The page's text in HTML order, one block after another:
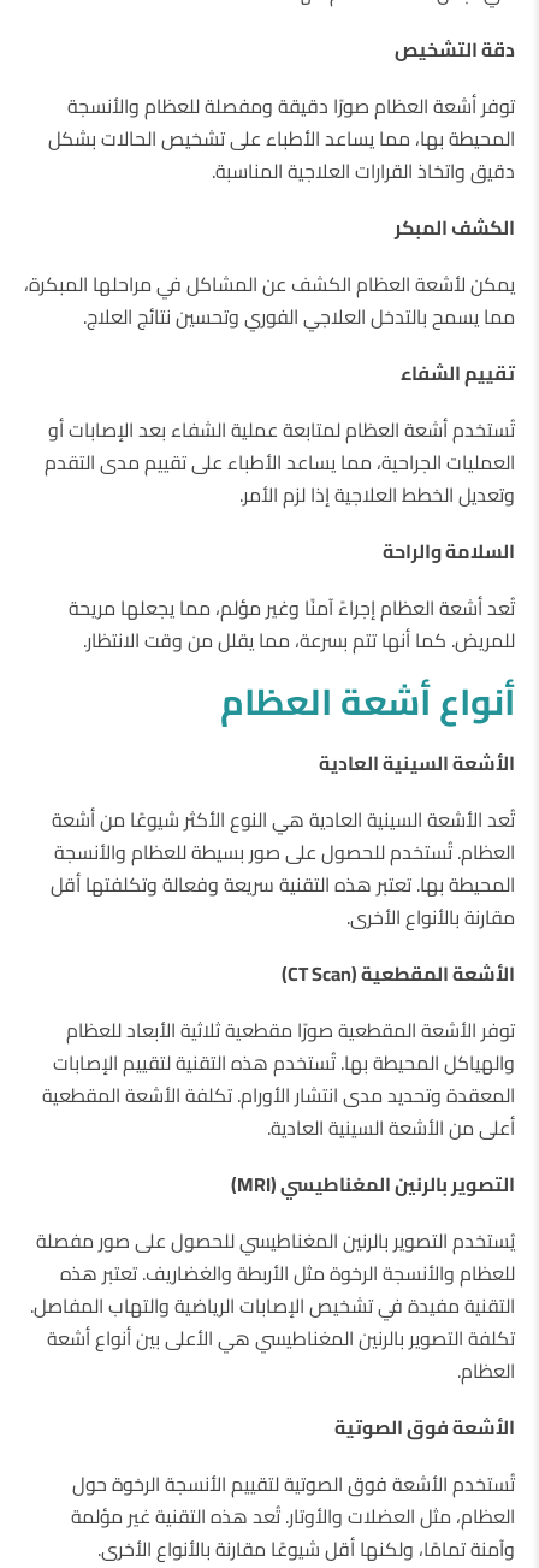
دقة التشخيص
توفر أشعة العظام صورًا دقيقة ومفصلة للعظام والأنسجة
المحيطة بها، مما يساعد الأطباء على تشخيص الحالات بشكل
دقيق واتخاذ القرارات العلاجية المناسبة.
الكشف المبكر
يمكن لأشعة العظام الكشف عن المشاكل في مراحلها المبكرة،
مما يسمح بالتدخل العلاجي الفوري وتحسين نتائج العلاج.
تقييم الشفاء
تُستخدم أشعة العظام لمتابعة عملية الشفاء بعد الإصابات أو
العمليات الجراحية، مما يساعد الأطباء على تقييم مدى التقدم
وتعديل الخطط العلاجية إذا لزم الأمر.
السلامة والراحة
تُعد أشعة العظام إجراءً آمنًا وغير مؤلم، مما يجعلها مريحة
للمريض. كما أنها تتم بسرعة، مما يقلل من وقت الانتظار.
أنواع أشعة العظام
الأشعة السينية العادية
تُعد الأشعة السينية العادية هي النوع الأكثر شيوعًا من أشعة
العظام. تُستخدم للحصول على صور بسيطة للعظام والأنسجة
المحيطة بها. تعتبر هذه التقنية سريعة وفعالة وتكلفتها أقل
مقارنة بالأنواع الأخرى.
الأشعة المقطعية (CT Scan)
توفر الأشعة المقطعية صورًا مقطعية ثلاثية الأبعاد للعظام
والهياكل المحيطة بها. تُستخدم هذه التقنية لتقييم الإصابات
المعقدة وتحديد مدى انتشار الأورام. تكلفة الأشعة المقطعية
أعلى من الأشعة السينية العادية.
التصوير بالرنين المغناطيسي (MRI)
يُستخدم التصوير بالرنين المغناطيسي للحصول على صور مفصلة
للعظام والأنسجة الرخوة مثل الأربطة والغضاريف. تعتبر هذه
التقنية مفيدة في تشخيص الإصابات الرياضية والتهاب المفاصل.
تكلفة التصوير بالرنين المغناطيسي هي الأعلى بين أنواع أشعة
العظام.
الأشعة فوق الصوتية
تُستخدم الأشعة فوق الصوتية لتقييم الأنسجة الرخوة حول
العظام، مثل العضلات والأوتار. تُعد هذه التقنية غير مؤلمة
وآمنة تمامًا، ولكنها أقل شيوعًا مقارنة بالأنواع الأخرى.